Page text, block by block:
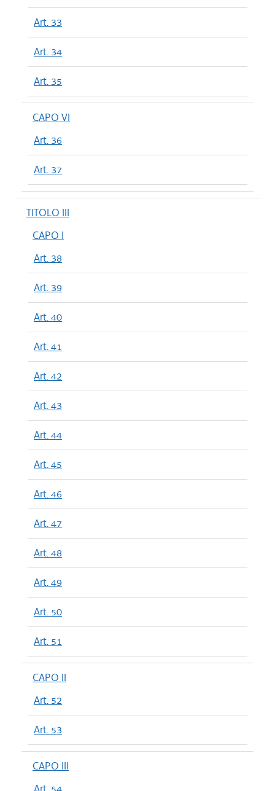
Art. 33
Art. 34
Art. 35
CAPO VI
Art. 36
Art. 37
TITOLO III
CAPO I
Art. 38
Art. 39
Art. 40
Art. 41
Art. 42
Art. 43
Art. 44
Art. 45
Art. 46
Art. 47
Art. 48
Art. 49
Art. 50
Art. 51
CAPO II
Art. 52
Art. 53
CAPO III